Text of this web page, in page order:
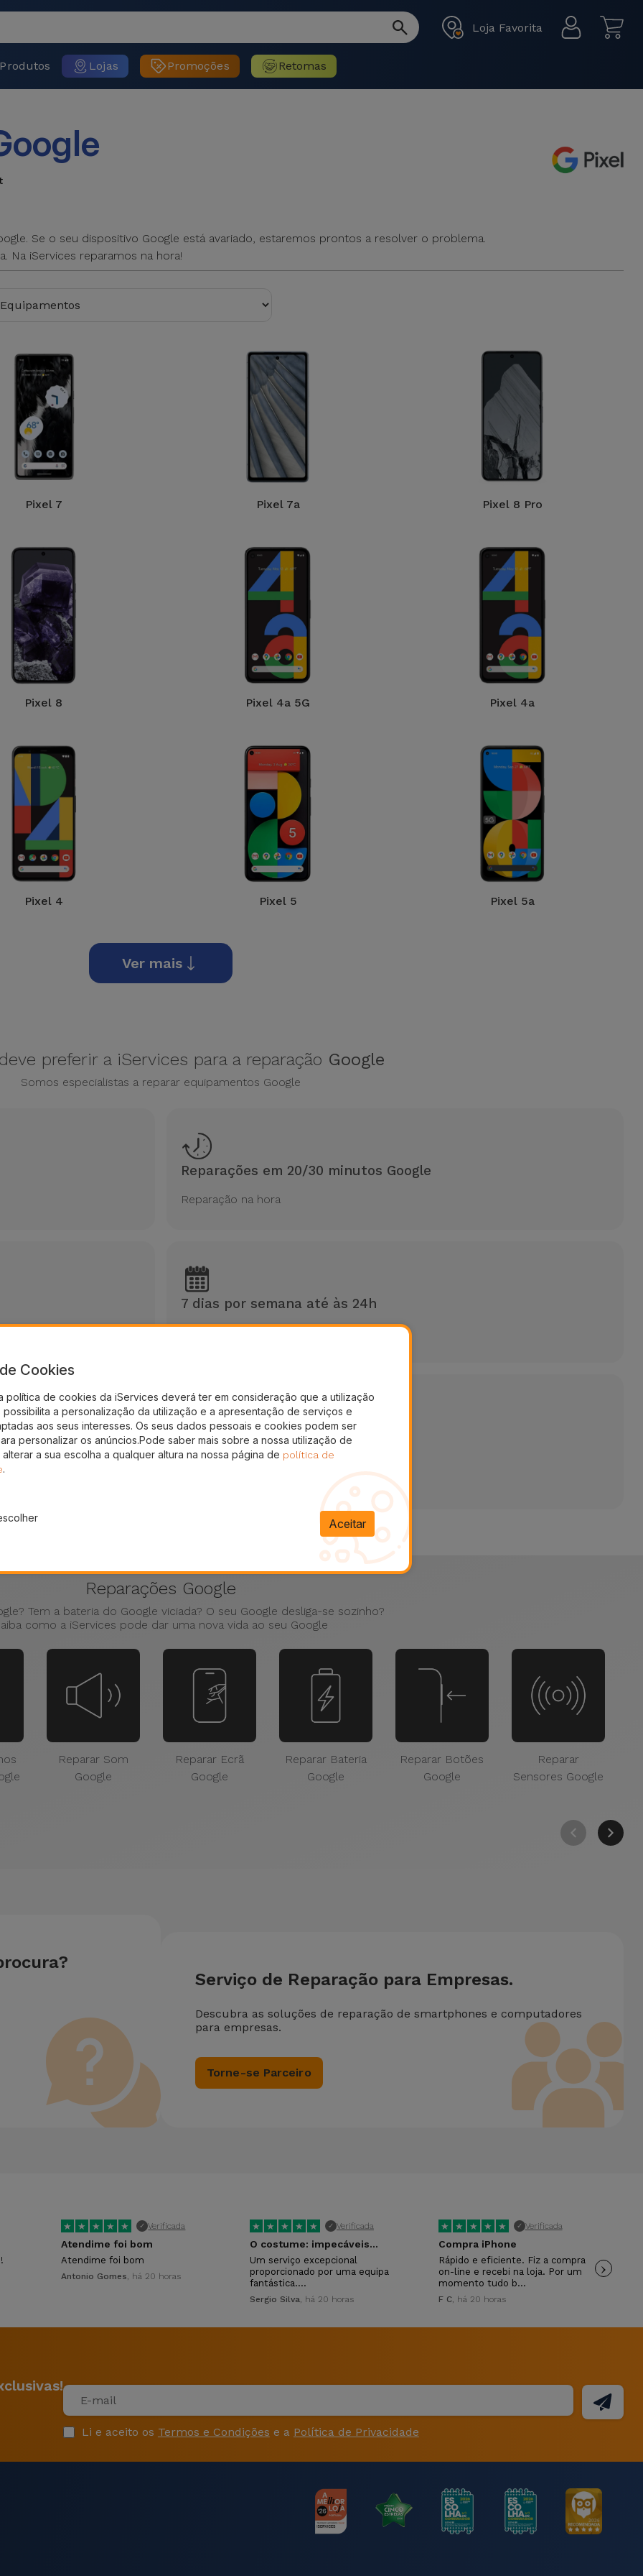
Loja Favorita
Produtos Lojas Promoções Retomas
Se o seu dispositivo Google está avariado, estaremos prontos a resolver o problema.
Na iServices reparamos na hora!
Pixel 7 Pixel 7a Pixel 8 Pro
Pixel 8 Pixel 4a 5G Pixel 4a
Pixel 4 Pixel 5 Pixel 5a
Ver mais
preferir a iServices para a reparação Google
Somos especialistas a reparar equipamentos Google
Reparações em 20/30 minutos Google
Reparação na hora
de Garantia
7 dias por semana até às 24h
Reparações Google
Tem a bateria do Google viciada? O seu Google desliga-se sozinho?
como a iServices pode dar uma nova vida ao seu Google
Reparar Som
Google
Reparar Ecrã
Google
Reparar Bateria
Google
Reparar Botões
Google
Reparar
Sensores Google
Serviço de Reparação para Empresas.
Descubra as soluções de reparação de smartphones e computadores
para empresas.
Torne-se Parceiro
★ ★ ★ ★ ★ ✓ Verificada
Atendime foi bom
Atendime foi bom
Antonio Gomes, há 20 horas
★ ★ ★ ★ ★ ✓ Verificada
O costume: impecáveis...
Um serviço excepcional
proporcionado por uma equipa
fantástica.…
Sergio Silva, há 20 horas
★ ★ ★ ★ ★ ✓ Verificada
Compra iPhone
Rápido e eficiente. Fiz a compra
on-line e recebi na loja. Por um
momento tudo b…
F C, há 20 horas
›
Li e aceito os Termos e Condições e a Política de Privacidade
Cookies
política de cookies da iServices deverá ter em consideração que a utilização
a personalização da utilização e a apresentação de serviços e
aos seus interesses. Os seus dados pessoais e cookies podem ser
personalizar os anúncios.Pode saber mais sobre a nossa utilização de
a sua escolha a qualquer altura na nossa página de política de
.
Aceitar